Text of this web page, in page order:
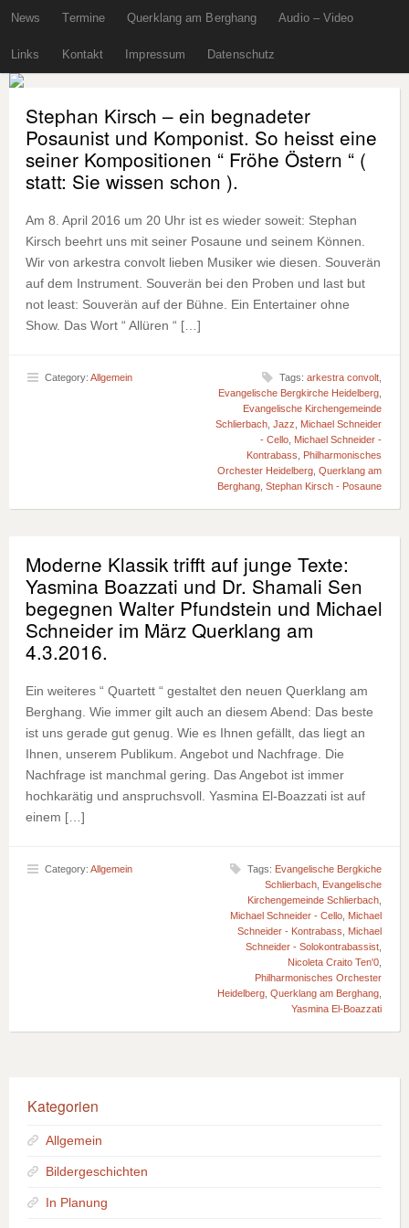
News Termine Querklang am Berghang Audio – Video
Links Kontakt Impressum Datenschutz
Stephan Kirsch – ein begnadeter
Posaunist und Komponist. So heisst eine
seiner Kompositionen “ Fröhe Östern “ (
statt: Sie wissen schon ).
Am 8. April 2016 um 20 Uhr ist es wieder soweit: Stephan
Kirsch beehrt uns mit seiner Posaune und seinem Können.
Wir von arkestra convolt lieben Musiker wie diesen. Souverän
auf dem Instrument. Souverän bei den Proben und last but
not least: Souverän auf der Bühne. Ein Entertainer ohne
Show. Das Wort “ Allüren “ […]
Category: Allgemein Tags: arkestra convolt
Evangelische Bergkirche Heidelberg
Evangelische Kirchengemeinde
Schlierbach Jazz
Michael Schneider
- Cello Michael Schneider -
Kontrabass
Philharmonisches
Orchester Heidelberg Querklang am
Berghang Stephan Kirsch - Posaune
Moderne Klassik trifft auf junge Texte:
Yasmina Boazzati und Dr. Shamali Sen
begegnen Walter Pfundstein und Michael
Schneider im März Querklang am
4.3.2016.
Ein weiteres “ Quartett “ gestaltet den neuen Querklang am
Berghang. Wie immer gilt auch an diesem Abend: Das beste
ist uns gerade gut genug. Wie es Ihnen gefällt, das liegt an
Ihnen, unserem Publikum. Angebot und Nachfrage. Die
Nachfrage ist manchmal gering. Das Angebot ist immer
hochkarätig und anspruchsvoll. Yasmina El-Boazzati ist auf
einem […]
Category: Allgemein Tags: Evangelische Bergkiche
Schlierbach Evangelische
Kirchengemeinde Schlierbach
Michael Schneider - Cello Michael
Schneider - Kontrabass
Michael
Schneider - Solokontrabassist
Nicoleta Craito Ten'0
Philharmonisches Orchester
Heidelberg Querklang am Berghang
Yasmina El-Boazzati
Kategorien
Allgemein
Bildergeschichten
In Planung